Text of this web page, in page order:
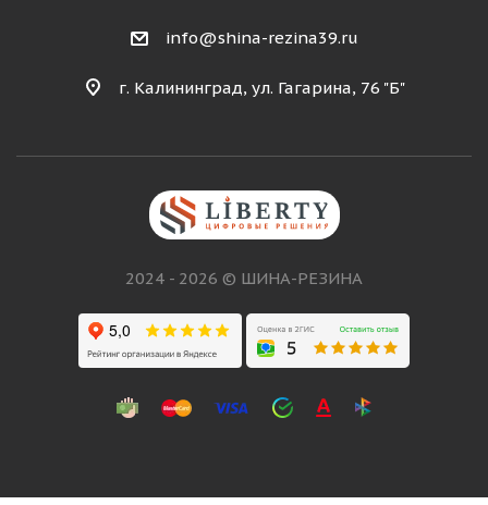
info@shina-rezina39.ru
г. Калининград, ул. Гагарина, 76 "Б"
2024 - 2026 © ШИНА-РЕЗИНА